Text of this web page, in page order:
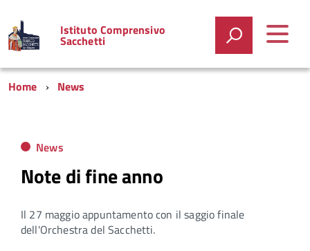
Istituto Comprensivo
Sacchetti
Home News
News
Note di fine anno
Il 27 maggio appuntamento con il saggio finale
dell'Orchestra del Sacchetti.